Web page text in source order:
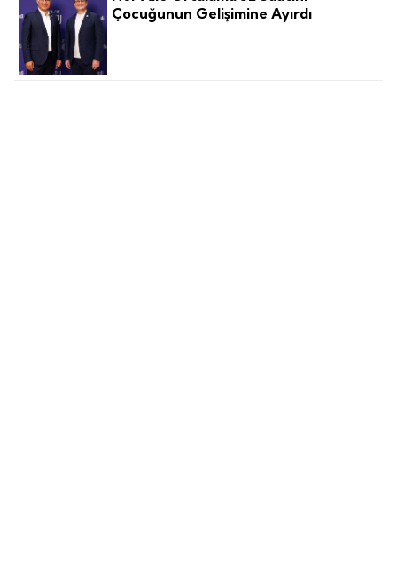
Çocuğunun Gelişimine Ayırdı